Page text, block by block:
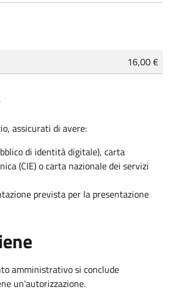
16,00 €
assicurati di avere:
di identità digitale), carta
(CIE) o carta nazionale dei servizi
prevista per la presentazione
amministrativo si conclude
un'autorizzazione.